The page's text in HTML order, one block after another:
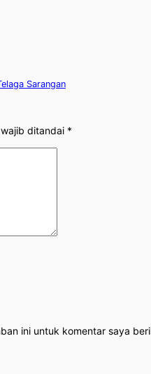
Sarangan
ditandai *
ini untuk komentar saya